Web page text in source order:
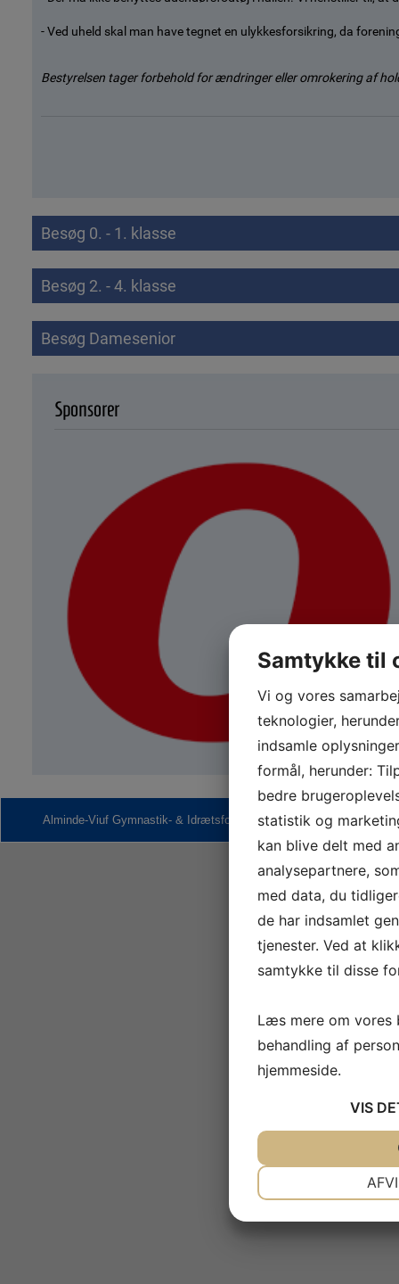
- Ved uheld skal man have tegnet en ulykkesforsikring, da
Bestyrelsen tager forbehold for ændringer eller omrokering af
Besøg 0. - 1. klasse
Besøg 2. - 4. klasse
Besøg Damesenior
Sponsorer
Alminde-Viuf Gymnastik- & Idrætsforening | Alminde-Viuf Hallen,
Samtykke til
Vi og vores
teknologier,
indsamle
formål, herunder:
bedre
statistik og
kan blive delt med
analysepartnere,
med data, du
de har indsamlet
tjenester. Ved at
samtykke til disse
Læs mere om vores
behandling af
hjemmeside.
VIS